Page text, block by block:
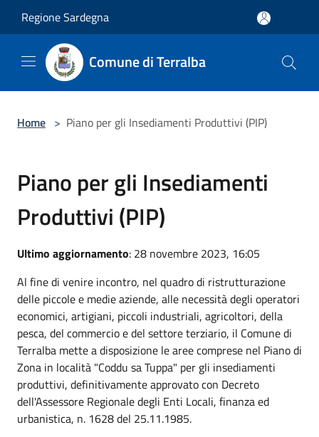
Regione Sardegna
Comune di Terralba
Home > Piano per gli Insediamenti Produttivi (PIP)
Piano per gli Insediamenti
Produttivi (PIP)
Ultimo aggiornamento: 28 novembre 2023, 16:05
Al fine di venire incontro, nel quadro di ristrutturazione
delle piccole e medie aziende, alle necessità degli operatori
economici, artigiani, piccoli industriali, agricoltori, della
pesca, del commercio e del settore terziario, il Comune di
Terralba mette a disposizione le aree comprese nel Piano di
Zona in località "Coddu sa Tuppa" per gli insediamenti
produttivi, definitivamente approvato con Decreto
dell'Assessore Regionale degli Enti Locali, finanza ed
urbanistica, n. 1628 del 25.11.1985.